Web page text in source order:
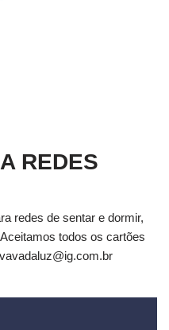
REDES
redes de sentar e dormir,
todos os cartões
vavadaluz@ig.com.br